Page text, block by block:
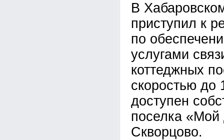
В
приступил к
по
услугами
коттеджных
скоростью до
доступен
поселка
Скворцово.